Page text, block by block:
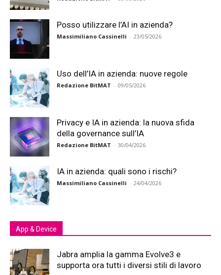
Posso utilizzare l’AI in azienda?
Massimiliano Cassinelli - 23/05/2026
Uso dell’IA in azienda: nuove regole
Redazione BitMAT - 09/05/2026
Privacy e IA in azienda: la nuova sfida
della governance sull’IA
Redazione BitMAT - 30/04/2026
IA in azienda: quali sono i rischi?
Massimiliano Cassinelli - 24/04/2026
App & Device
Jabra amplia la gamma Evolve3 e
supporta ora tutti i diversi stili di lavoro